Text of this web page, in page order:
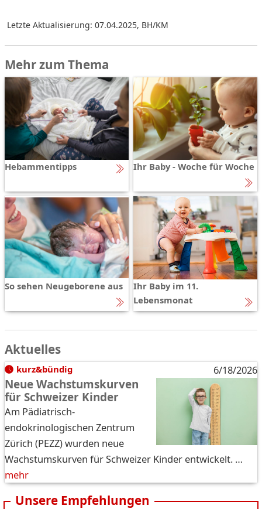
Letzte Aktualisierung: 07.04.2025, BH/KM
Mehr zum Thema
Hebammentipps Ihr Baby - Woche für Woche
So sehen Neugeborene aus
Ihr Baby im 11.
Lebensmonat
Aktuelles
kurz&bündig 6/18/2026
Neue Wachstumskurven
für Schweizer Kinder
Am Pädiatrisch-
endokrinologischen Zentrum
Zürich (PEZZ) wurden neue
Wachstumskurven für Schweizer Kinder entwickelt. …
mehr
Unsere Empfehlungen